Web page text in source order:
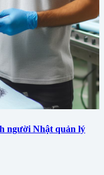
người Nhật quản lý